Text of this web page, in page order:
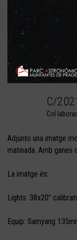
C/
Adjunto una imatge
matinada. Amb ganes
La imatge és:
Lights: 38x20"
Equip: Samyang